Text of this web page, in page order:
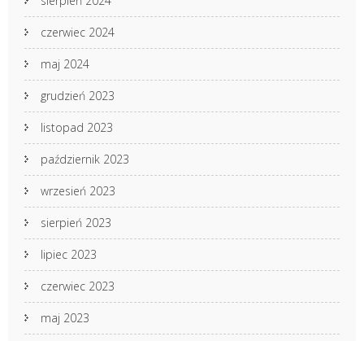
czerwiec 2024
maj 2024
grudzień 2023
listopad 2023
październik 2023
wrzesień 2023
sierpień 2023
lipiec 2023
czerwiec 2023
maj 2023